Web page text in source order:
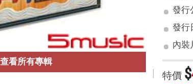
查看所有專輯
發行
發行
內裝
特價 $